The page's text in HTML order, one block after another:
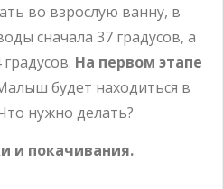
во взрослую ванну, в
сначала 37 градусов, а
На первом этапе
будет находиться в
нужно делать?
и покачивания.